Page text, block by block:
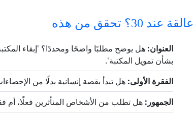
عالقة عند 30؟ تحقق من هذه
العنوان: هل يوضح مطلبًا واضحًا ومحددًا؟ 'إبقاء
بشأن تمويل المكتبة'.
الفقرة الأولى: هل تبدأ بقصة إنسانية بدلًا من
الجمهور: هل تطلب من الأشخاص المتأثرين فعلًا،